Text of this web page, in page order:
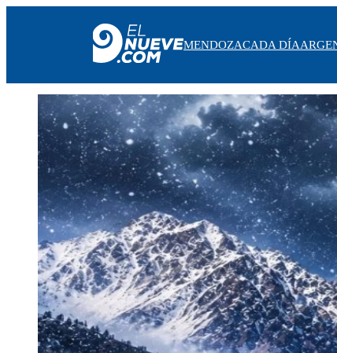
MENDOZA
CADA DÍA
ARGENTINA
NOTICIERO 9
PROTAGONISTAS
EL NUEVE STREAMS
PROGRAMACIÓN
EN VIVO
MENDOZACADA DÍA